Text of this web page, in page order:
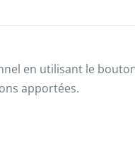
en utilisant le
apportées.